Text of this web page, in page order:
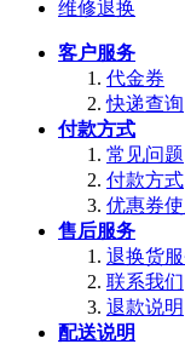
维修退换
客户服务
代金券
快递查询
付款方式
常见问题
付款方式
优惠券使
售后服务
退换货
联系我们
退款说明
配送说明